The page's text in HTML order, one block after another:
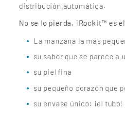
distribución automática.
No se lo pierda, ¡Rockit™ es
La manzana la más
su sabor que se parece a
su piel fina
su pequeño corazón que
su envase único: ¡el tubo!